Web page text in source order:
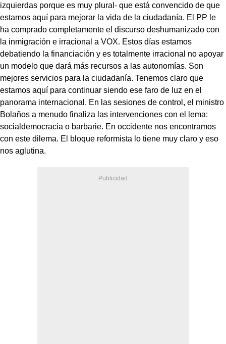
izquierdas porque es muy plural- que está convencido de que
estamos aquí para mejorar la vida de la ciudadanía. El PP le
ha comprado completamente el discurso deshumanizado con
la inmigración e irracional a VOX. Estos días estamos
debatiendo la financiación y es totalmente irracional no apoyar
un modelo que dará más recursos a las autonomías. Son
mejores servicios para la ciudadanía. Tenemos claro que
estamos aquí para continuar siendo ese faro de luz en el
panorama internacional. En las sesiones de control, el ministro
Bolaños a menudo finaliza las intervenciones con el lema:
socialdemocracia o barbarie. En occidente nos encontramos
con este dilema. El bloque reformista lo tiene muy claro y eso
nos aglutina.